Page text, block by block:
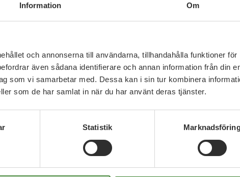
Information Om
och annonserna till användarna, tillhandahålla funktioner för
även sådana identifierare och annan information från din
som vi samarbetar med. Dessa kan i sin tur kombinera
som de har samlat in när du har använt deras tjänster.
Statistik
Våra
Lediga
Fritext